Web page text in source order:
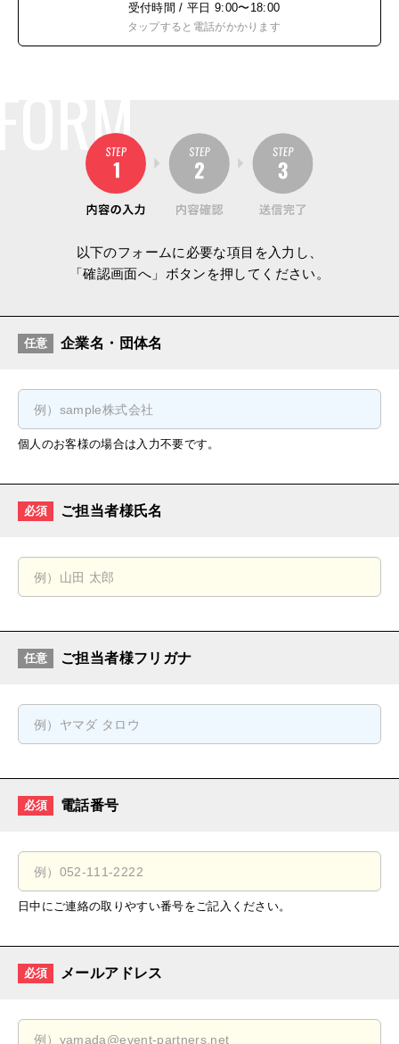
受付時間 / 平日 9:00〜18:00
タップすると電話がかかります
以下のフォームに必要な項目を入力し、
「確認画面へ」ボタンを押してください。
任意 企業名・団体名
個人のお客様の場合は入力不要です。
必須 ご担当者様氏名
任意 ご担当者様フリガナ
必須 電話番号
日中にご連絡の取りやすい番号をご記入ください。
必須 メールアドレス